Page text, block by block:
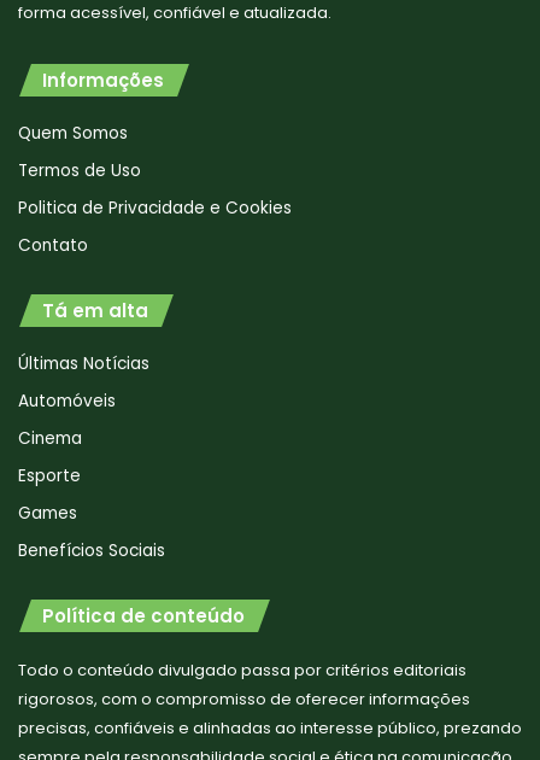
forma acessível, confiável e atualizada.
Informações
Quem Somos
Termos de Uso
Politica de Privacidade e Cookies
Contato
Tá em alta
Últimas Notícias
Automóveis
Cinema
Esporte
Games
Benefícios Sociais
Política de conteúdo
Todo o conteúdo divulgado passa por critérios editoriais
rigorosos, com o compromisso de oferecer informações
precisas, confiáveis e alinhadas ao interesse público, prezando